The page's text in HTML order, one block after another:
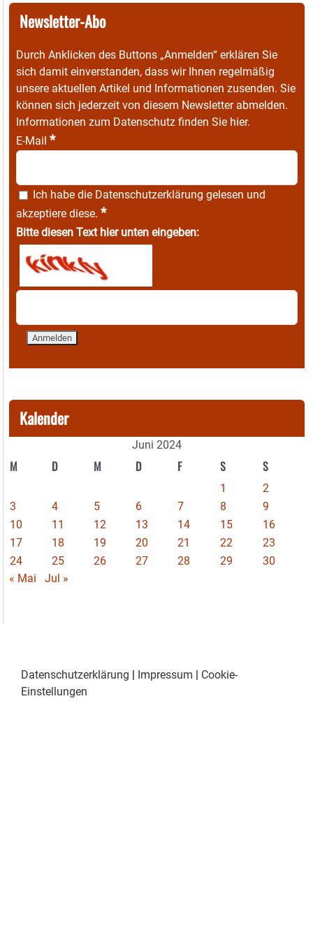
Newsletter-Abo
Durch Anklicken des Buttons „Anmelden“ erklären Sie
sich damit einverstanden, dass wir Ihnen regelmäßig
unsere aktuellen Artikel und Informationen zusenden. Sie
können sich jederzeit von diesem Newsletter abmelden.
Informationen zum Datenschutz finden Sie hier.
E-Mail *
Ich habe die Datenschutzerklärung gelesen und
akzeptiere diese. *
Bitte diesen Text hier unten eingeben:
Kalender
Juni 2024
M D M D F S S
1
2
3
4 5 6 7 8
9
10
11 12 13 14 15
16
17
18 19 20 21 22
23
24
25 26 27 28 29
30
« Mai
Jul »
Datenschutzerklärung Impressum
Cookie-
Einstellungen